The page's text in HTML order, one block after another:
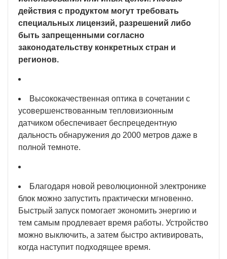
действия с продуктом могут требовать
специальных лицензий, разрешений либо
быть запрещенными согласно
законодательству конкретных стран и
регионов.
Высококачественная оптика в сочетании с
усовершенствованным тепловизионным
датчиком обеспечивает беспрецедентную
дальность обнаружения до 2000 метров даже в
полной темноте.
Благодаря новой революционной электронике
блок можно запустить практически мгновенно.
Быстрый запуск помогает экономить энергию и
тем самым продлевает время работы. Устройство
можно выключить, а затем быстро активировать,
когда наступит подходящее время.